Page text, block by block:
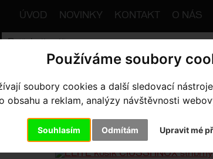
Používáme soubory
soubory cookies a další sledovací
obsahu a reklam, analýzy návštěvnosti
Souhlasím Odmítám Upravit mé
ÚVOD NOVINKY KONTAKT O NÁS
strana Výbava pro kolo Košíky ELITE
KOŠÍK CIUSSI INOX